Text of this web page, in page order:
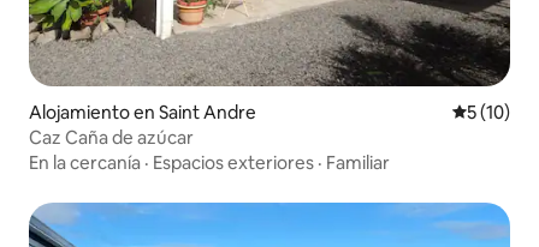
Alojamiento en Saint Andre
5 (10)
Caz Caña de azúcar
En la cercanía · Espacios exteriores · Familiar